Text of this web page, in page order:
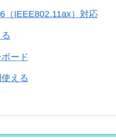
（IEEE802.11ax）対応
ード
える